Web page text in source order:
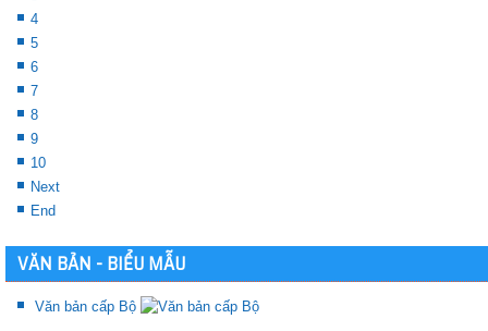
4
5
6
7
8
9
10
Next
End
VĂN BẢN - BIỂU MẪU
Văn bản cấp Bộ